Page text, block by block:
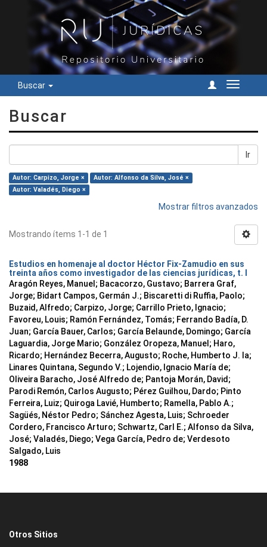
Buscar
Cambiar
Buscar
Ir
Autor: Carpizo, Jorge ×
Autor: Alfonso da Silva, José ×
Autor: Valadés, Diego ×
Mostrar filtros avanzados
Mostrando ítems 1-1 de 1
Estudios en homenaje al doctor Héctor Fix-Zamudio en sus
treinta años como investigador de las ciencias jurídicas, t. I
Aragón Reyes, Manuel; Bacacorzo, Gustavo; Barrera Graf,
Jorge; Bidart Campos, Germán J.; Biscaretti di Ruffia, Paolo;
Buzaid, Alfredo; Carpizo, Jorge; Carrillo Prieto, Ignacio;
Favoreu, Louis; Ramón Fernández, Tomás; Ferrando Badía, D.
Juan; García Bauer, Carlos; García Belaunde, Domingo; García
Laguardia, Jorge Mario; González Oropeza, Manuel; Haro,
Ricardo; Hernández Becerra, Augusto; Roche, Humberto J. la;
Linares Quintana, Segundo V.; Lojendio, Ignacio María de;
Oliveira Baracho, José Alfredo de; Pantoja Morán, David;
Parodi Remón, Carlos Augusto; Pérez Guilhou, Dardo; Pinto
Ferreira, Luiz; Quiroga Lavié, Humberto; Ramella, Pablo A.;
Sagüés, Néstor Pedro; Sánchez Agesta, Luis; Schroeder
Cordero, Francisco Arturo; Schwartz, Carl E.; Alfonso da Silva,
José; Valadés, Diego; Vega García, Pedro de; Verdesoto
Salgado, Luis
1988
Otros Sitios